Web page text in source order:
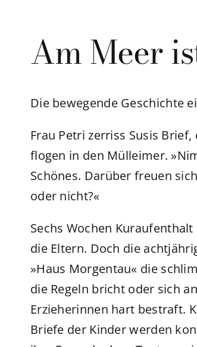
Am Meer
Die bewegende Geschichte
Frau Petri zerriss Susis
flogen in den Mülleimer.
Schönes. Darüber freuen
oder nicht?«
Sechs Wochen
die Eltern. Doch die
»Haus Morgentau« die
die Regeln bricht oder sich
Erzieherinnen hart bestraft.
Briefe der Kinder werden